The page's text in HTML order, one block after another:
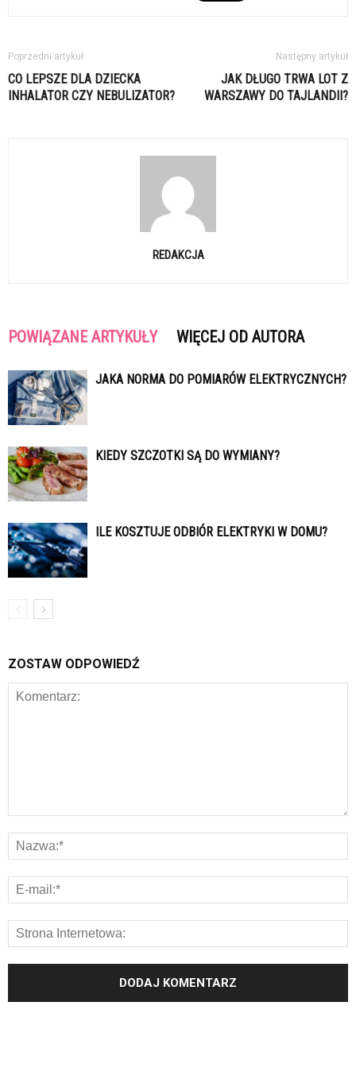
Poprzedni artykuł
CO LEPSZE DLA DZIECKA
INHALATOR CZY NEBULIZATOR?
Następny artykuł
JAK DŁUGO TRWA LOT Z
WARSZAWY DO TAJLANDII?
REDAKCJA
POWIĄZANE ARTYKUŁY WIĘCEJ OD AUTORA
JAKA NORMA DO POMIARÓW ELEKTRYCZNYCH?
KIEDY SZCZOTKI SĄ DO WYMIANY?
ILE KOSZTUJE ODBIÓR ELEKTRYKI W DOMU?
ZOSTAW ODPOWIEDŹ